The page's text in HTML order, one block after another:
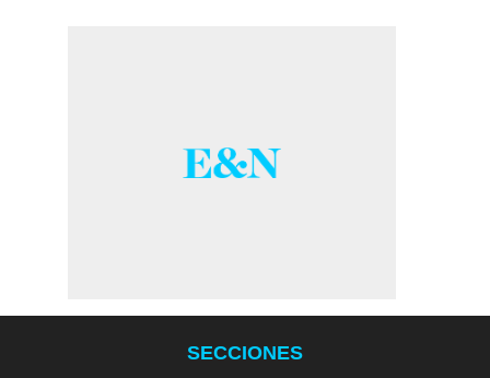
SECCIONES